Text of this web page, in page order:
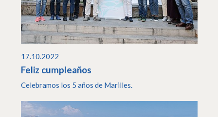
17.10.2022
Feliz cumpleaños
Celebramos los 5 años de Marilles.